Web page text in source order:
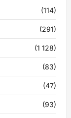
(114)
(291)
(1 128)
(83)
(47)
(93)